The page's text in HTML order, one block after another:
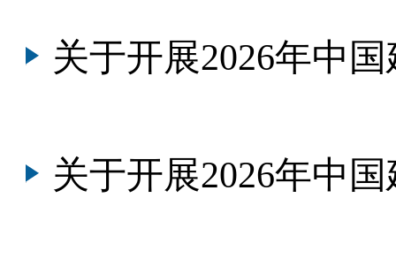
关于开展2026年中国建材机械行业
关于开展2026年中国建材机械行